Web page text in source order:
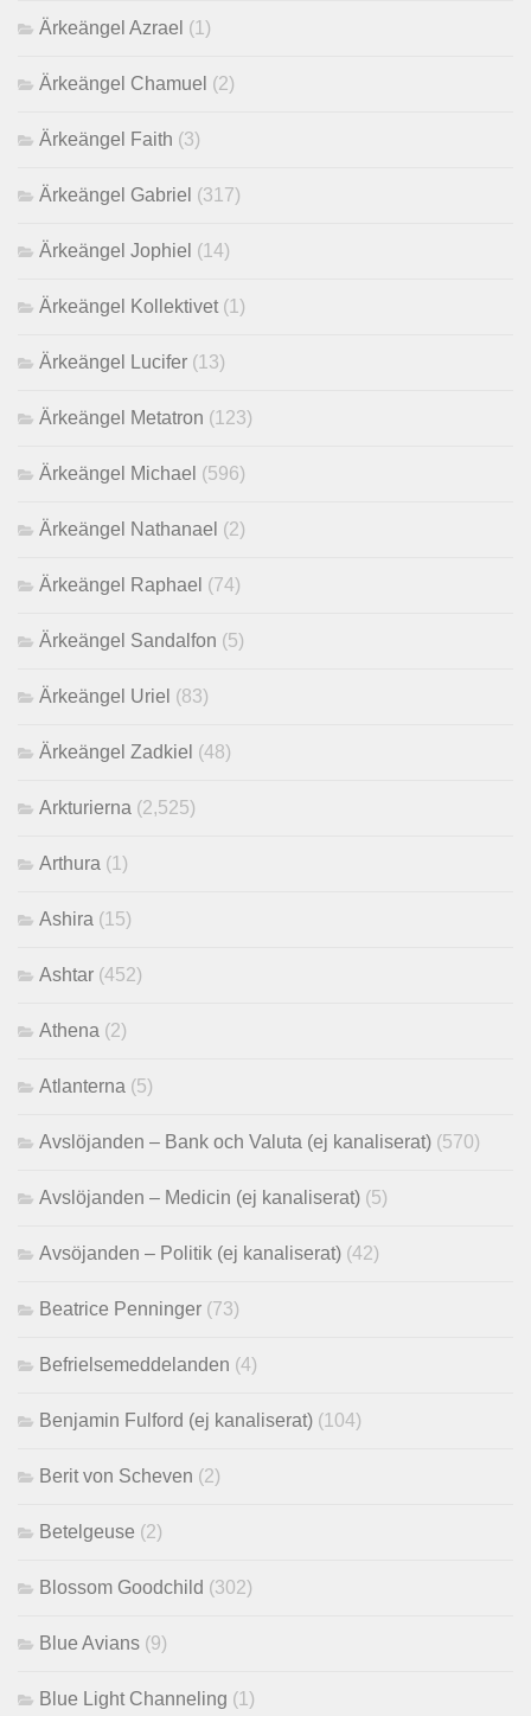
Ärkeängel Azrael (1)
Ärkeängel Chamuel (2)
Ärkeängel Faith (3)
Ärkeängel Gabriel (317)
Ärkeängel Jophiel (14)
Ärkeängel Kollektivet (1)
Ärkeängel Lucifer (13)
Ärkeängel Metatron (123)
Ärkeängel Michael (596)
Ärkeängel Nathanael (2)
Ärkeängel Raphael (74)
Ärkeängel Sandalfon (5)
Ärkeängel Uriel (83)
Ärkeängel Zadkiel (48)
Arkturierna (2,525)
Arthura (1)
Ashira (15)
Ashtar (452)
Athena (2)
Atlanterna (5)
Avslöjanden – Bank och Valuta (ej kanaliserat) (570)
Avslöjanden – Medicin (ej kanaliserat) (5)
Avsöjanden – Politik (ej kanaliserat) (42)
Beatrice Penninger (73)
Befrielsemeddelanden (4)
Benjamin Fulford (ej kanaliserat) (104)
Berit von Scheven (2)
Betelgeuse (2)
Blossom Goodchild (302)
Blue Avians (9)
Blue Light Channeling (1)